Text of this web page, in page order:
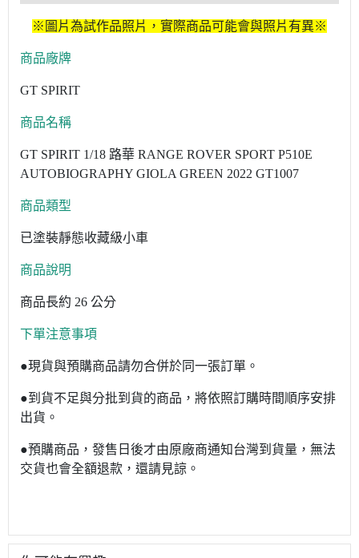
※圖片為試作品照片，實際商品可能會與照片有異※
商品廠牌
GT SPIRIT
商品名稱
GT SPIRIT 1/18 路華 RANGE ROVER SPORT P510E
AUTOBIOGRAPHY GIOLA GREEN 2022 GT1007
商品類型
已塗裝靜態收藏級小車
商品說明
商品長約 26 公分
下單注意事項
●現貨與預購商品請勿合併於同一張訂單。
●到貨不足與分批到貨的商品，將依照訂購時間順序安排
出貨。
●預購商品，發售日後才由原廠商通知台灣到貨量，無法
交貨也會全額退款，還請見諒。